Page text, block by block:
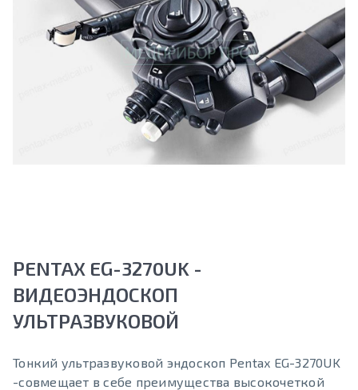
PENTAX EG-3270UK -
ВИДЕОЭНДОСКОП
УЛЬТРАЗВУКОВОЙ
Тонкий ультразвуковой эндоскоп Pentax EG-3270UK
-совмещает в себе преимущества высокочеткой